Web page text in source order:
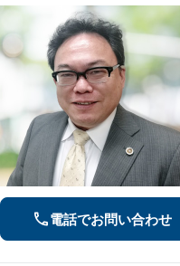
電話でお問い合わせ